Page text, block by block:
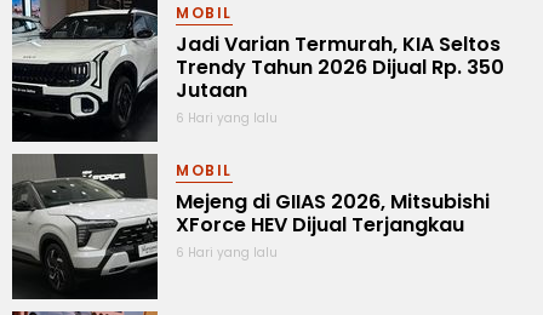
MOBIL
Jadi Varian Termurah, KIA Seltos
Trendy Tahun 2026 Dijual Rp. 350
Jutaan
6 Hari yang lalu
MOBIL
Mejeng di GIIAS 2026, Mitsubishi
XForce HEV Dijual Terjangkau
6 Hari yang lalu